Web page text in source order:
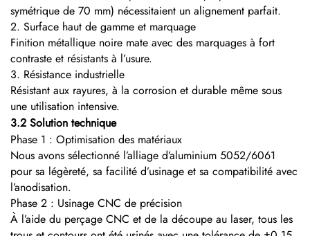
symétrique de 70 mm) nécessitaient un alignement parfait.
2. Surface haut de gamme et marquage
Finition métallique noire mate avec des marquages à fort
contraste et résistants à l’usure.
3. Résistance industrielle
Résistant aux rayures, à la corrosion et durable même sous
une utilisation intensive.
3.2 Solution technique
Phase 1 : Optimisation des matériaux
Nous avons sélectionné l’alliage d’aluminium 5052/6061
pour sa légèreté, sa facilité d’usinage et sa compatibilité avec
l’anodisation.
Phase 2 : Usinage CNC de précision
À l’aide du perçage CNC et de la découpe au laser, tous les